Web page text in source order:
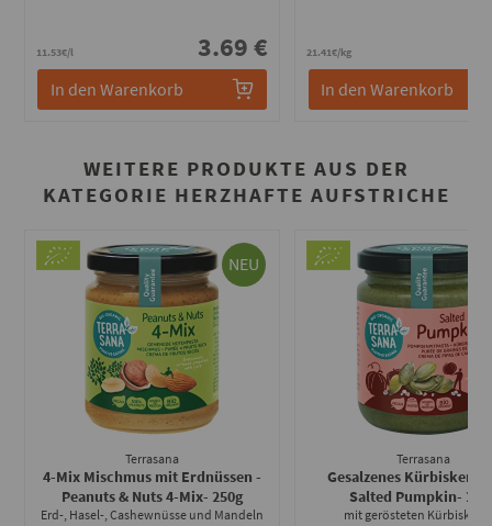
11.53€/l 3.69 €
In den Warenkorb
21.41€/kg
In den Warenkorb
WEITERE PRODUKTE AUS DER
KATEGORIE HERZHAFTE AUFSTRICHE
NEU
Terrasana
4-Mix Mischmus mit Erdnüssen -
Peanuts & Nuts 4-Mix- 250g
Erd-, Hasel-, Cashewnüsse und Mandeln
Terrasana
Gesalzenes
Salted Pumpkin-
mit gerösteten